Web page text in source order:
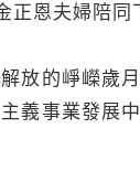
恩夫婦陪同
的崢嶸歲月
義事業發展